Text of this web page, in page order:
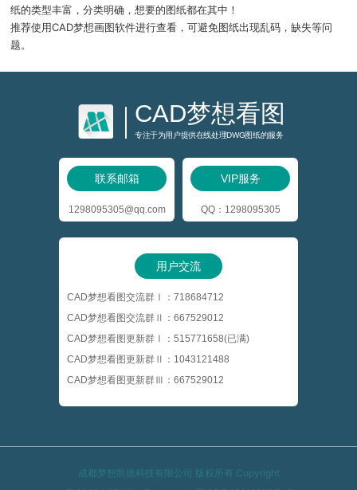
纸的类型丰富，分类明确，想要的图纸都在其中！
推荐使用CAD梦想画图软件进行查看，可避免图纸出现乱码，缺失等问
题。
CAD梦想看图
专注于为用户提供在线处理DWG图纸的服务
联系邮箱
1298095305@qq.com
VIP服务
QQ：1298095305
用户交流
CAD梦想看图交流群Ⅰ：718684712
CAD梦想看图交流群Ⅱ：667529012
CAD梦想看图更新群Ⅰ：515771658(已满)
CAD梦想看图更新群Ⅱ：1043121488
CAD梦想看图更新群Ⅲ：667529012
成都梦想凯德科技有限公司 版权所有 Copyright